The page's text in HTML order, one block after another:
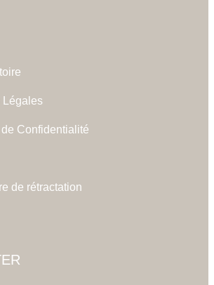
Légales
Confidentialité
de rétractation